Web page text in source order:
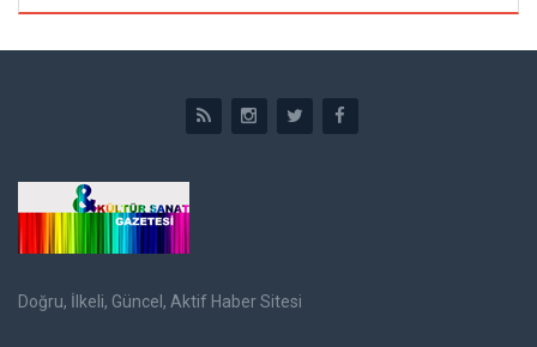
Doğru, İlkeli, Güncel, Aktif Haber Sitesi